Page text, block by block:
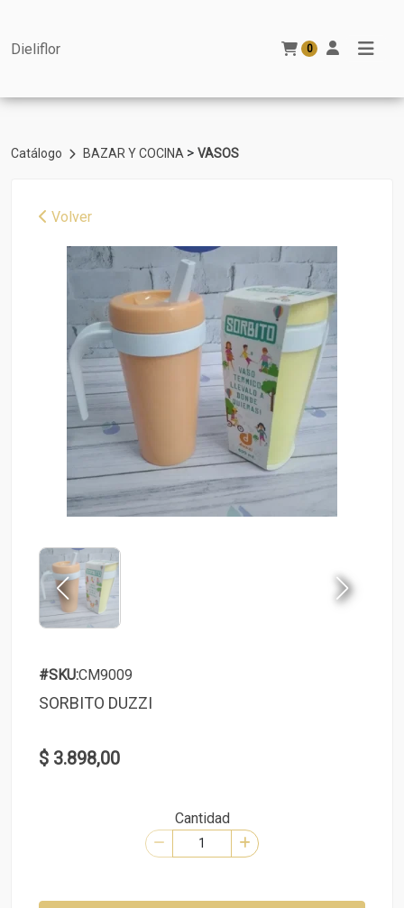
Dieliflor 0
Catálogo BAZAR Y COCINA > VASOS
Volver
#SKU:CM9009
SORBITO DUZZI
$ 3.898,00
Cantidad